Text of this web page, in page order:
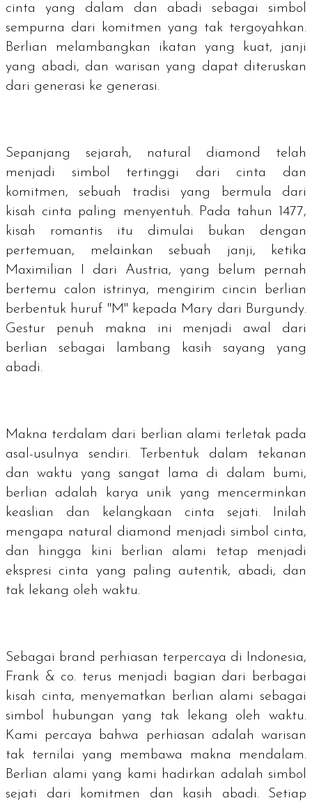
cinta yang dalam dan abadi sebagai simbol
sempurna dari komitmen yang tak tergoyahkan.
Berlian melambangkan ikatan yang kuat, janji
yang abadi, dan warisan yang dapat diteruskan
dari generasi ke generasi.
Sepanjang sejarah, natural diamond
telah
menjadi simbol tertinggi dari cinta dan
komitmen, sebuah tradisi yang bermula dari
kisah cinta paling menyentuh. Pada tahun 1477,
kisah romantis itu dimulai bukan dengan
pertemuan, melainkan sebuah janji, ketika
Maximilian I dari Austria, yang belum pernah
bertemu calon istrinya, mengirim cincin berlian
berbentuk huruf "M" kepada Mary dari Burgundy.
Gestur penuh makna ini menjadi awal dari
berlian sebagai lambang kasih sayang yang
abadi.
Makna terdalam dari berlian alami terletak pada
asal-usulnya sendiri. Terbentuk dalam tekanan
dan waktu yang sangat lama di dalam bumi,
berlian adalah karya unik yang mencerminkan
keaslian dan kelangkaan cinta sejati. Inilah
mengapa natural diamond menjadi simbol cinta,
dan hingga kini berlian alami tetap menjadi
ekspresi cinta yang paling autentik, abadi, dan
tak lekang oleh waktu.
Sebagai brand perhiasan terpercaya di Indonesia,
Frank & co. terus menjadi bagian dari berbagai
kisah cinta, menyematkan berlian alami sebagai
simbol hubungan yang tak lekang oleh waktu.
Kami percaya bahwa perhiasan adalah warisan
tak ternilai yang membawa makna mendalam.
Berlian alami yang kami hadirkan adalah simbol
sejati dari komitmen dan kasih abadi. Setiap